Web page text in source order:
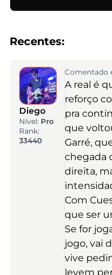
Recentes:
Diego
Nível: Pro
Rank:
33440
Comentado
A real é
reforço
pra
que
Garré,
chegada
direita,
Com
que ser
Se for
jogo, vai
vive
levem